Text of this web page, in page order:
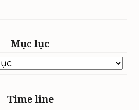
Mục lục
Time line